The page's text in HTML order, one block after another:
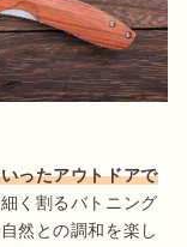
ったアウトドアで
く割るバトニング
然との調和を楽し